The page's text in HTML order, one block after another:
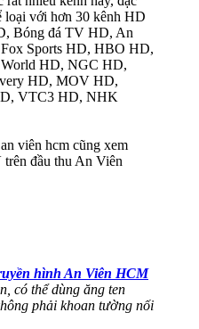
loại với hơn 30 kênh HD
Bóng đá TV HD, An
Sports HD, HBO HD,
HD, NGC HD,
HD, MOV HD,
VTC3 HD, NHK
viên hcm cũng xem
đầu thu An Viên
hình An Viên HCM
có thể dùng ăng ten
phải khoan tường nối